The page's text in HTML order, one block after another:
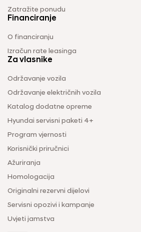
Zatražite ponudu
Financiranje
O financiranju
Izračun rate leasinga
Za vlasnike
Održavanje vozila
Održavanje električnih vozila
Katalog dodatne opreme
Hyundai servisni paketi 4+
Program vjernosti
Korisnički priručnici
Ažuriranja
Homologacija
Originalni rezervni dijelovi
Servisni opozivi i kampanje
Uvjeti jamstva